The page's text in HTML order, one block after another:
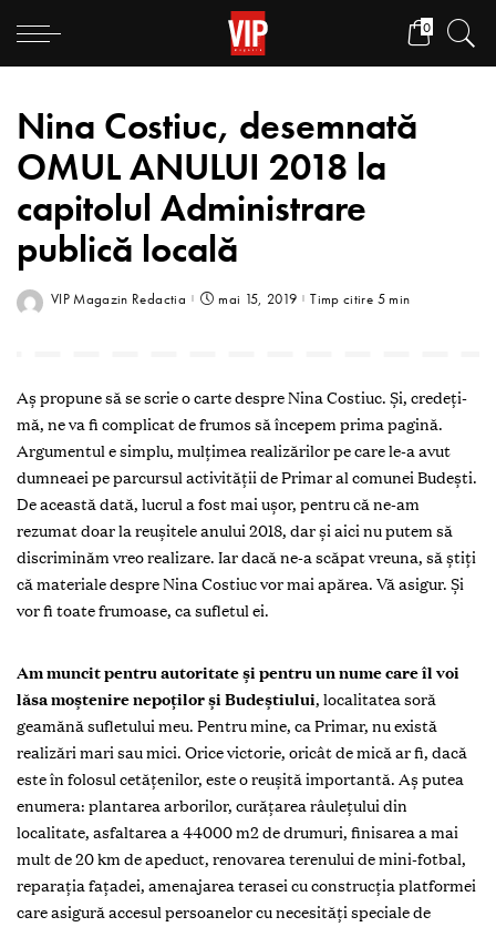
0
Nina Costiuc, desemnată
OMUL ANULUI 2018 la
capitolul Administrare
publică locală
VIP Magazin Redactia mai 15, 2019 Timp citire 5 min
Aș propune să se scrie o carte despre Nina Costiuc. Și, credeți-
mă, ne va fi complicat de frumos să începem prima pagină.
Argumentul e simplu, mulțimea realizărilor pe care le-a avut
dumneaei pe parcursul activității de Primar al comunei Budești.
De această dată, lucrul a fost mai ușor, pentru că ne-am
rezumat doar la reușitele anului 2018, dar și aici nu putem să
discriminăm vreo realizare. Iar dacă ne-a scăpat vreuna, să știți
că materiale despre Nina Costiuc vor mai apărea. Vă asigur. Și
vor fi toate frumoase, ca sufletul ei.
Am muncit pentru autoritate și pentru un nume care îl voi
lăsa moștenire nepoților și Budeștiului, localitatea soră
geamănă sufletului meu. Pentru mine, ca Primar, nu există
realizări mari sau mici. Orice victorie, oricât de mică ar fi, dacă
este în folosul cetățenilor, este o reușită importantă. Aș putea
enumera: plantarea arborilor, curățarea râulețului din
localitate, asfaltarea a 44000 m2 de drumuri, finisarea a mai
mult de 20 km de apeduct, renovarea terenului de mini-fotbal,
reparația fațadei, amenajarea terasei cu construcția platformei
care asigură accesul persoanelor cu necesități speciale de